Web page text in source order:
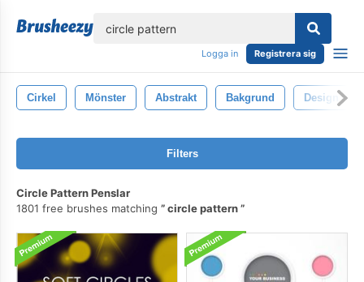
Logga in Registrera sig
Cirkel Mönster Abstrakt Bakgrund Design
Filters
Circle Pattern Penslar
1801 free brushes matching
circle pattern